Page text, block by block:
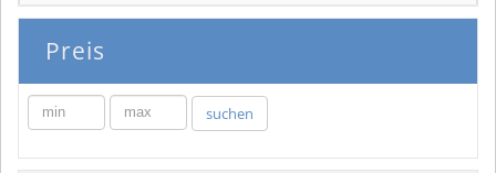
Preis
min max suchen